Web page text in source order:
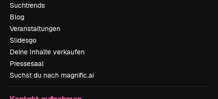
Suchtrends
Blog
Veranstaltungen
Slidesgo
Deine Inhalte verkaufen
Pressesaal
Suchst du nach magnific.ai